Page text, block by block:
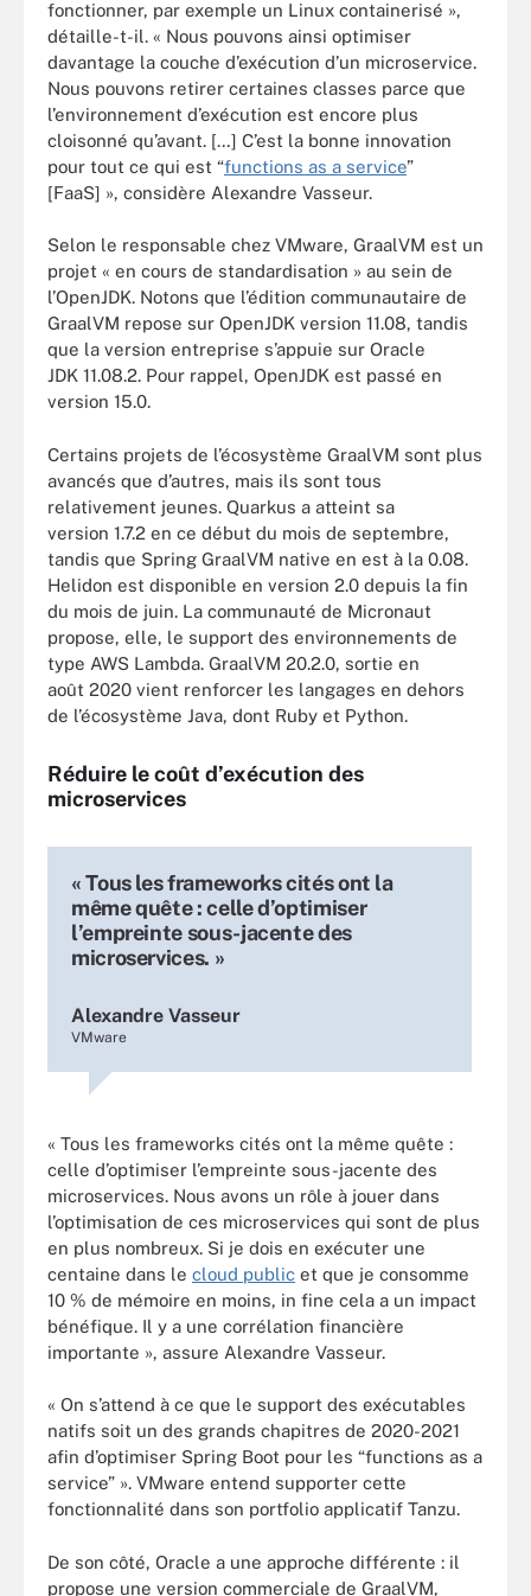
fonctionner, par exemple un Linux containerisé »,
détaille-t-il. « Nous pouvons ainsi optimiser
davantage la couche d’exécution d’un microservice.
Nous pouvons retirer certaines classes parce que
l’environnement d’exécution est encore plus
cloisonné qu’avant. […] C’est la bonne innovation
pour tout ce qui est “functions as a service”
[FaaS] », considère Alexandre Vasseur.
Selon le responsable chez VMware, GraalVM est un
projet « en cours de standardisation » au sein de
l’OpenJDK. Notons que l’édition communautaire de
GraalVM repose sur OpenJDK version 11.08, tandis
que la version entreprise s’appuie sur Oracle
JDK 11.08.2. Pour rappel, OpenJDK est passé en
version 15.0.
Certains projets de l’écosystème GraalVM sont plus
avancés que d’autres, mais ils sont tous
relativement jeunes. Quarkus a atteint sa
version 1.7.2 en ce début du mois de septembre,
tandis que Spring GraalVM native en est à la 0.08.
Helidon est disponible en version 2.0 depuis la fin
du mois de juin. La communauté de Micronaut
propose, elle, le support des environnements de
type AWS Lambda. GraalVM 20.2.0, sortie en
août 2020 vient renforcer les langages en dehors
de l’écosystème Java, dont Ruby et Python.
Réduire le coût d’exécution des
microservices
« Tous les frameworks cités ont la
même quête : celle d’optimiser
l’empreinte sous-jacente des
microservices. »
Alexandre Vasseur
VMware
« Tous les frameworks cités ont la même quête :
celle d’optimiser l’empreinte sous-jacente des
microservices. Nous avons un rôle à jouer dans
l’optimisation de ces microservices qui sont de plus
en plus nombreux. Si je dois en exécuter une
centaine dans le cloud public et que je consomme
10 % de mémoire en moins, in fine cela a un impact
bénéfique. Il y a une corrélation financière
importante », assure Alexandre Vasseur.
« On s’attend à ce que le support des exécutables
natifs soit un des grands chapitres de 2020-2021
afin d’optimiser Spring Boot pour les “functions as a
service” ». VMware entend supporter cette
fonctionnalité dans son portfolio applicatif Tanzu.
De son côté, Oracle a une approche différente : il
propose une version commerciale de GraalVM,